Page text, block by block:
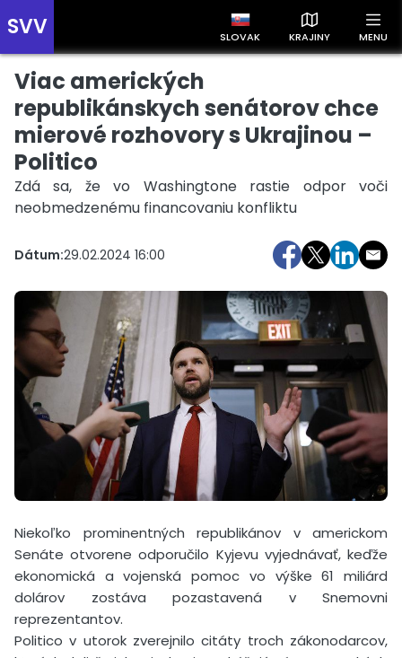
SVV SLOVAK KRAJINY MENU
Prehľad správ podľa krajín
Zobrazte si správy rozdelené podľa krajín a získajte rýchly
prehľad o dianí vo svete.
Slovensko Maďarsko
Viac amerických
republikánskych senátorov chce
mierové rozhovory s Ukrajinou –
Politico
Zdá sa, že vo Washingtone rastie odpor voči
neobmedzenému financovaniu konfliktu
Dátum:29.02.2024 16:00
Niekoľko prominentných republikánov v americkom
Senáte otvorene odporučilo Kyjevu vyjednávať, keďže
ekonomická a vojenská pomoc vo výške 61 miliárd
dolárov zostáva pozastavená v Snemovni
reprezentantov.
Politico v utorok zverejnilo citáty troch zákonodarcov,